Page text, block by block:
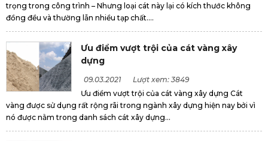
trọng trong công trình – Nhưng loại cát này lại có kích thước không
đồng đều và thường lẫn nhiều tạp chất....
Ưu điểm vượt trội của cát vàng xây
dựng
09.03.2021
Lượt xem: 3849
Ưu điểm vượt trội của cát vàng xây dựng Cát
vàng được sử dụng rất rộng rãi trong ngành xây dựng hiện nay bởi vì
nó được nằm trong danh sách cát xây dựng...